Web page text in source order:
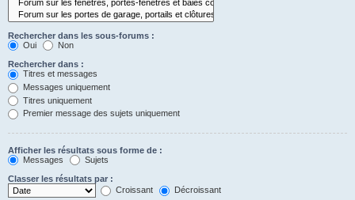
Rechercher dans les sous-forums :
Oui
Non
Rechercher dans :
Titres et messages
Messages uniquement
Titres uniquement
Premier message des sujets uniquement
Afficher les résultats sous forme de :
Messages
Sujets
Classer les résultats par :
Croissant
Décroissant